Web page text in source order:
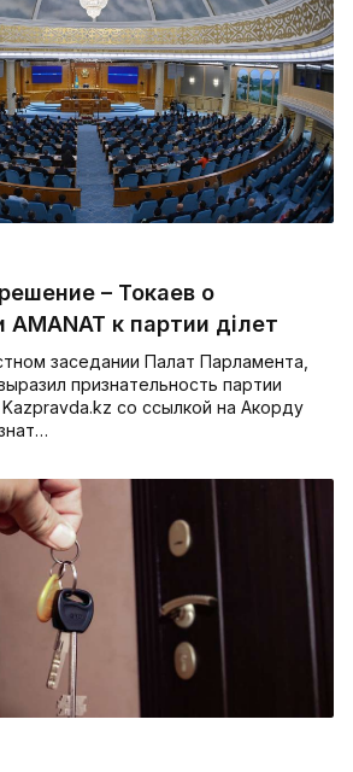
– Токаев о
к партии Әділет
заседании Палат Парламента,
признательность партии
со ссылкой на Акорду